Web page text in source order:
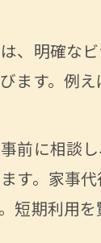
濯をプロ
利用で掃除
や洗濯を依
代行が提供
に任せるこ
、明確な
ます。例
前に相談
す。家事
短期利用
お問
お問